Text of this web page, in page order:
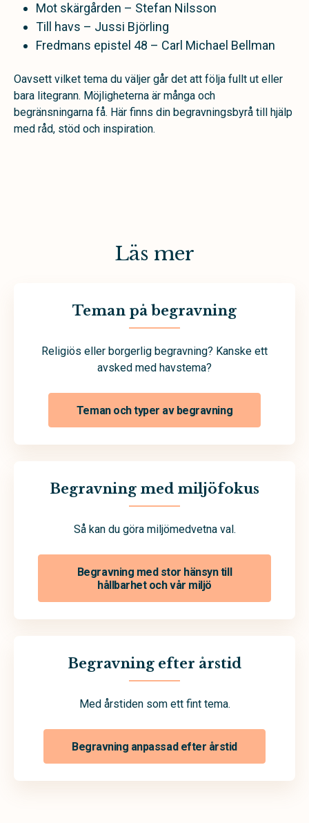
Mot skärgården – Stefan Nilsson
Till havs – Jussi Björling
Fredmans epistel 48 – Carl Michael Bellman
Oavsett vilket tema du väljer går det att följa fullt ut eller
bara litegrann. Möjligheterna är många och
begränsningarna få. Här finns din begravningsbyrå till hjälp
med råd, stöd och inspiration.
Läs mer
Teman på begravning
Religiös eller borgerlig begravning? Kanske ett
avsked med havstema?
Teman och typer av begravning
Begravning med miljöfokus
Så kan du göra miljömedvetna val.
Begravning med stor hänsyn till
hållbarhet och vår miljö
Begravning efter årstid
Med årstiden som ett fint tema.
Begravning anpassad efter årstid